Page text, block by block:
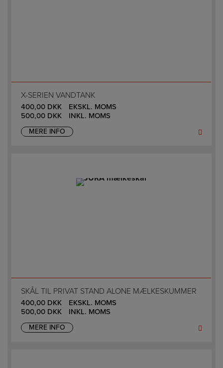
X-SERIEN VANDTANK
400,00 DKK
EKSKL. MOMS
500,00 DKK INKL. MOMS
MERE INFO
SKÅL TIL PRIVAT STAND ALONE MÆLKESKUMMER
400,00 DKK
EKSKL. MOMS
500,00 DKK INKL. MOMS
MERE INFO